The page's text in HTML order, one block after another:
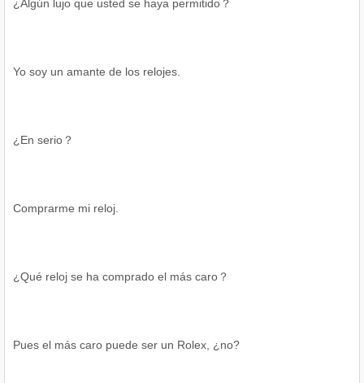
¿Algún lujo que usted se haya permitido？
Yo soy un amante de los relojes.
¿En serio？
Comprarme mi reloj.
¿Qué reloj se ha comprado el más caro？
Pues el más caro puede ser un Rolex, ¿no?